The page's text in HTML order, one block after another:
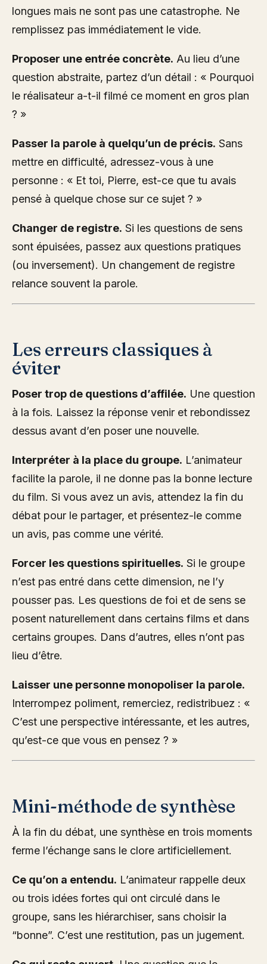
longues mais ne sont pas une catastrophe. Ne
remplissez pas immédiatement le vide.
Proposer une entrée concrète. Au lieu d’une
question abstraite, partez d’un détail : « Pourquoi
le réalisateur a-t-il filmé ce moment en gros plan
? »
Passer la parole à quelqu’un de précis. Sans
mettre en difficulté, adressez-vous à une
personne : « Et toi, Pierre, est-ce que tu avais
pensé à quelque chose sur ce sujet ? »
Changer de registre. Si les questions de sens
sont épuisées, passez aux questions pratiques
(ou inversement). Un changement de registre
relance souvent la parole.
Les erreurs classiques à
éviter
Poser trop de questions d’affilée. Une question
à la fois. Laissez la réponse venir et rebondissez
dessus avant d’en poser une nouvelle.
Interpréter à la place du groupe. L’animateur
facilite la parole, il ne donne pas la bonne lecture
du film. Si vous avez un avis, attendez la fin du
débat pour le partager, et présentez-le comme
un avis, pas comme une vérité.
Forcer les questions spirituelles. Si le groupe
n’est pas entré dans cette dimension, ne l’y
pousser pas. Les questions de foi et de sens se
posent naturellement dans certains films et dans
certains groupes. Dans d’autres, elles n’ont pas
lieu d’être.
Laisser une personne monopoliser la parole.
Interrompez poliment, remerciez, redistribuez : «
C’est une perspective intéressante, et les autres,
qu’est-ce que vous en pensez ? »
Mini-méthode de synthèse
À la fin du débat, une synthèse en trois moments
ferme l’échange sans le clore artificiellement.
Ce qu’on a entendu. L’animateur rappelle deux
ou trois idées fortes qui ont circulé dans le
groupe, sans les hiérarchiser, sans choisir la
“bonne”. C’est une restitution, pas un jugement.